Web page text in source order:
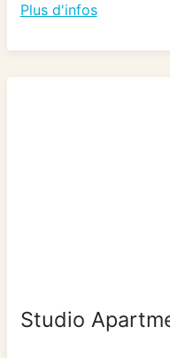
Plus d'infos
Studio